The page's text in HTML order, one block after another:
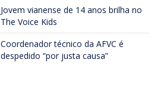
Jovem vianense de 14 anos brilha no
The Voice Kids
Coordenador técnico da AFVC é
despedido “por justa causa”